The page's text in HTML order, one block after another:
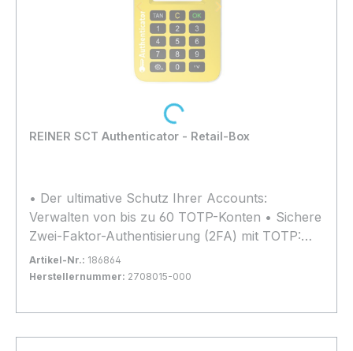
REINER SCT Authenticator - Retail-Box
• Der ultimative Schutz Ihrer Accounts:
Verwalten von bis zu 60 TOTP-Konten • Sichere
Zwei-Faktor-Authentisierung (2FA) mit TOTP:
Wirkungsvoller Schutz vor Identitäts-Diebstahl •
Für Smartphone, Tablet, Notebook oder
Plattformen sofort nutzbar • Sicherheit aus
Artikel-Nr.: 186864
Herstellernummer: 2708015-000
In den Warenkorb
Loading...